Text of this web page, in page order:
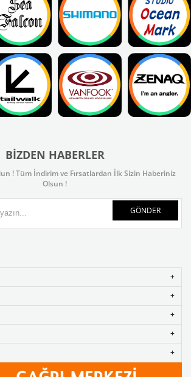
BIZDEN HABERLER
! Tüm İndirim ve Fırsatlardan İlk Sizin Haberiniz
Olsun !
GÖNDER